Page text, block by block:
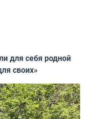
для себя родной
своих»